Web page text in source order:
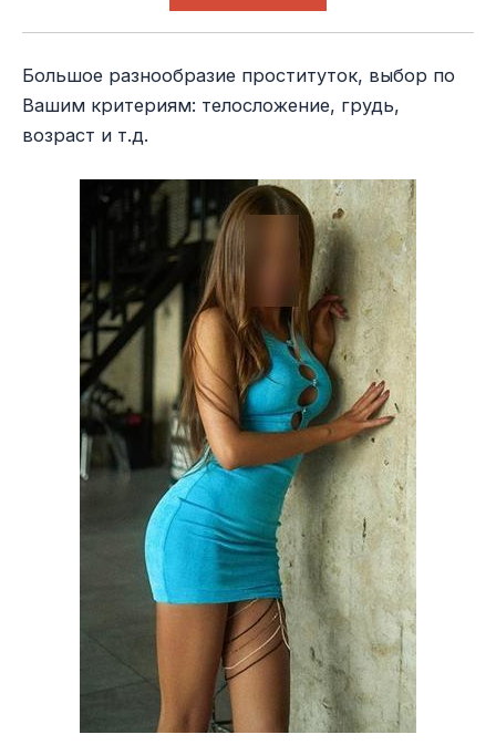
Большое разнообразие проституток, выбор по
Вашим критериям: телосложение, грудь,
возраст и т.д.